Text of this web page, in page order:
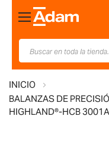
Toggle
Nav
INICIO
BALANZAS DE
HIGHLAND®-HCB